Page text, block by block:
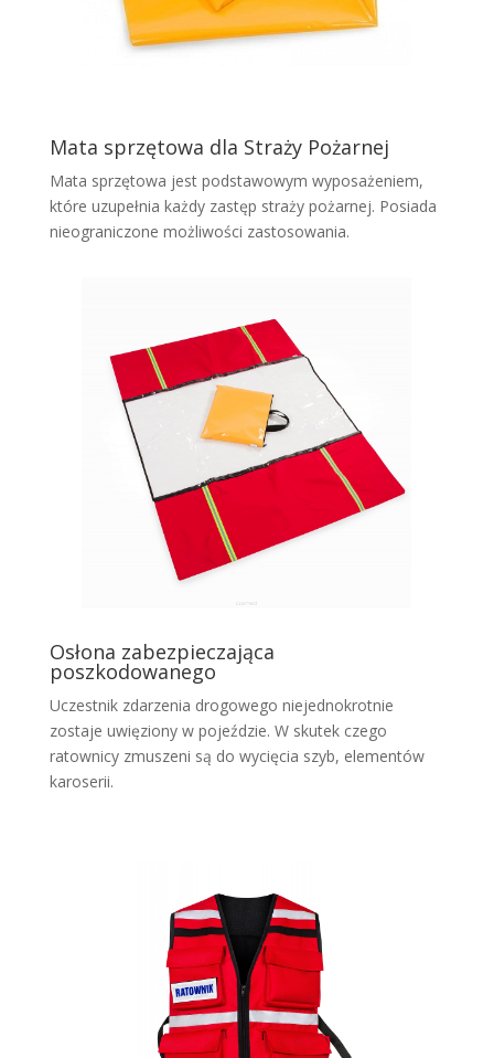
Mata sprzętowa dla Straży Pożarnej
Mata sprzętowa jest podstawowym wyposażeniem,
które uzupełnia każdy zastęp straży pożarnej. Posiada
nieograniczone możliwości zastosowania.
Osłona zabezpieczająca
poszkodowanego
Uczestnik zdarzenia drogowego niejednokrotnie
zostaje uwięziony w pojeździe. W skutek czego
ratownicy zmuszeni są do wycięcia szyb, elementów
karoserii.